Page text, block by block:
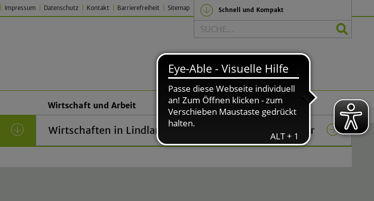
Impressum Datenschutz Kontakt Barrierefreiheit Sitemap Schnell und Kompakt
Suche
(current)
Wirtschaft und Arbeit
Wirtschaften in Lindlar
Politik und Verwaltung
Das Rathaus in Lindlar